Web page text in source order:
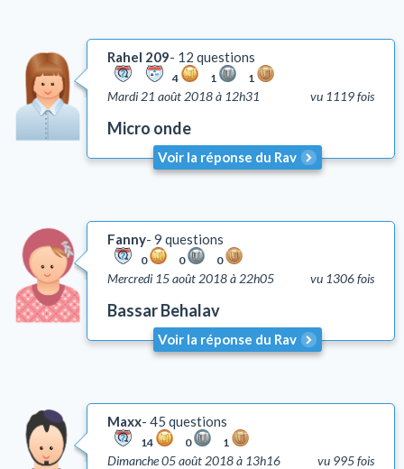
Rahel 209 12 questions
4 1 1
vu 1119 fois
Mardi 21 août 2018 à 12h31
Micro onde
Voir la réponse du Rav
Fanny 9 questions
0 0 0
vu 1306 fois
Mercredi 15 août 2018 à 22h05
Bassar Behalav
Voir la réponse du Rav
Maxx 45 questions
14 0 1
vu 995 fois
Dimanche 05 août 2018 à 13h16